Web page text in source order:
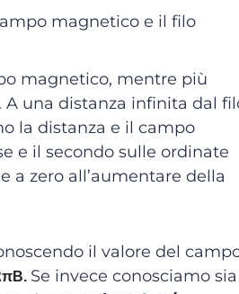
magnetico e il filo
magnetico, mentre più
una distanza infinita dal
la distanza e il campo
e il secondo sulle ordinate
a zero all’aumentare della
il valore del
πB. Se invece conosciamo